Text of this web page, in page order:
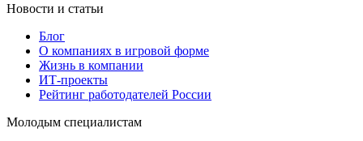
Новости и статьи
Блог
О компаниях в игровой форме
Жизнь в компании
ИТ-проекты
Рейтинг работодателей России
Молодым специалистам